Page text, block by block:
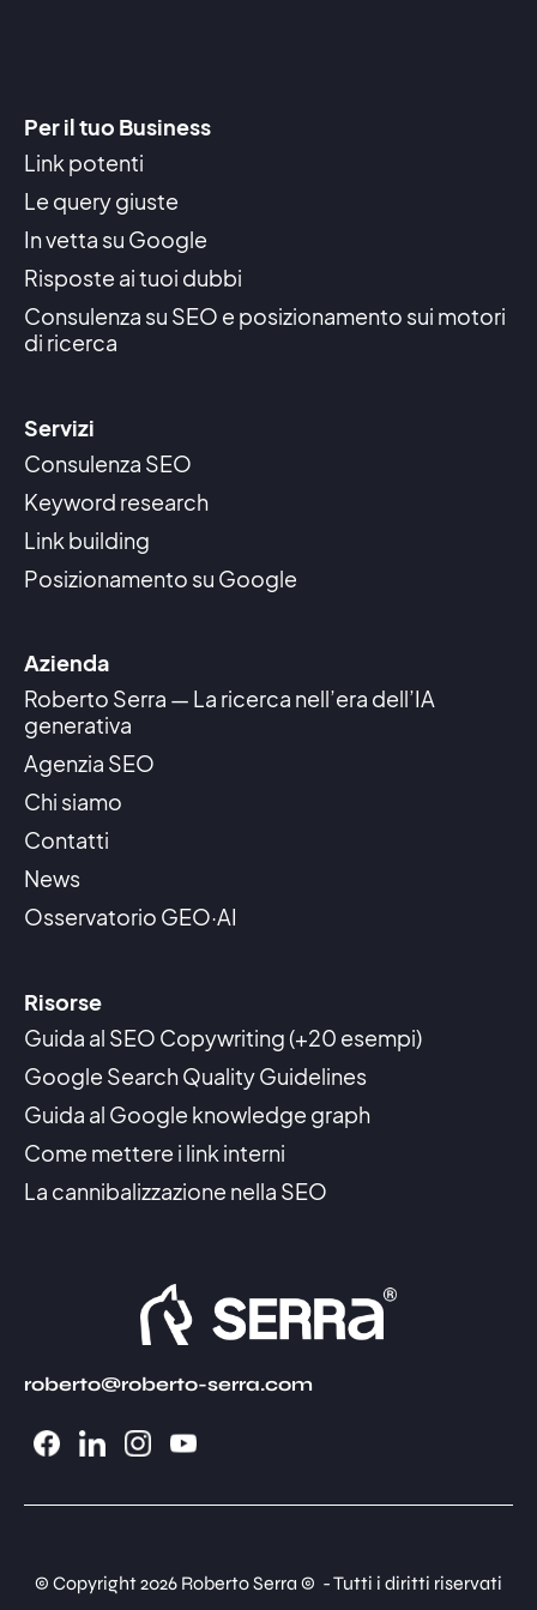
Per il tuo Business
Link potenti
Le query giuste
In vetta su Google
Risposte ai tuoi dubbi
Consulenza su SEO e posizionamento sui motori
di ricerca
Servizi
Consulenza SEO
Keyword research
Link building
Posizionamento su Google
Azienda
Roberto Serra — La ricerca nell’era dell’IA
generativa
Agenzia SEO
Chi siamo
Contatti
News
Osservatorio GEO·AI
Risorse
Guida al SEO Copywriting (+20 esempi)
Google Search Quality Guidelines
Guida al Google knowledge graph
Come mettere i link interni
La cannibalizzazione nella SEO
roberto@roberto-serra.com
© Copyright 2026 Roberto Serra © - Tutti i diritti riservati